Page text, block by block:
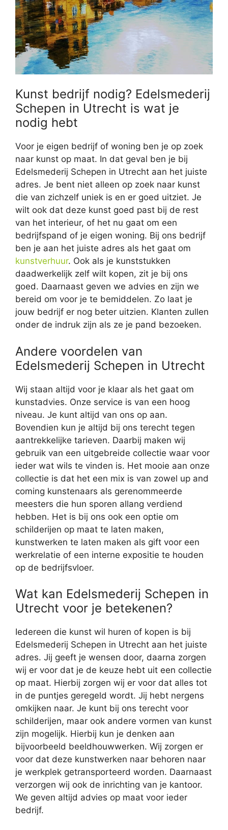
Kunst bedrijf nodig? Edelsmederij
Schepen in Utrecht is wat je
nodig hebt
Voor je eigen bedrijf of woning ben je op zoek
naar kunst op maat. In dat geval ben je bij
Edelsmederij Schepen in Utrecht aan het juiste
adres. Je bent niet alleen op zoek naar kunst
die van zichzelf uniek is en er goed uitziet. Je
wilt ook dat deze kunst goed past bij de rest
van het interieur, of het nu gaat om een
bedrijfspand of je eigen woning. Bij ons bedrijf
ben je aan het juiste adres als het gaat om
kunstverhuur. Ook als je kunststukken
daadwerkelijk zelf wilt kopen, zit je bij ons
goed. Daarnaast geven we advies en zijn we
bereid om voor je te bemiddelen. Zo laat je
jouw bedrijf er nog beter uitzien. Klanten zullen
onder de indruk zijn als ze je pand bezoeken.
Andere voordelen van
Edelsmederij Schepen in Utrecht
Wij staan altijd voor je klaar als het gaat om
kunstadvies. Onze service is van een hoog
niveau. Je kunt altijd van ons op aan.
Bovendien kun je altijd bij ons terecht tegen
aantrekkelijke tarieven. Daarbij maken wij
gebruik van een uitgebreide collectie waar voor
ieder wat wils te vinden is. Het mooie aan onze
collectie is dat het een mix is van zowel up and
coming kunstenaars als gerenommeerde
meesters die hun sporen allang verdiend
hebben. Het is bij ons ook een optie om
schilderijen op maat te laten maken,
kunstwerken te laten maken als gift voor een
werkrelatie of een interne expositie te houden
op de bedrijfsvloer.
Wat kan Edelsmederij Schepen in
Utrecht voor je betekenen?
Iedereen die kunst wil huren of kopen is bij
Edelsmederij Schepen in Utrecht aan het juiste
adres. Jij geeft je wensen door, daarna zorgen
wij er voor dat je de keuze hebt uit een collectie
op maat. Hierbij zorgen wij er voor dat alles tot
in de puntjes geregeld wordt. Jij hebt nergens
omkijken naar. Je kunt bij ons terecht voor
schilderijen, maar ook andere vormen van kunst
zijn mogelijk. Hierbij kun je denken aan
bijvoorbeeld beeldhouwwerken. Wij zorgen er
voor dat deze kunstwerken naar behoren naar
je werkplek getransporteerd worden. Daarnaast
verzorgen wij ook de inrichting van je kantoor.
We geven altijd advies op maat voor ieder
bedrijf.